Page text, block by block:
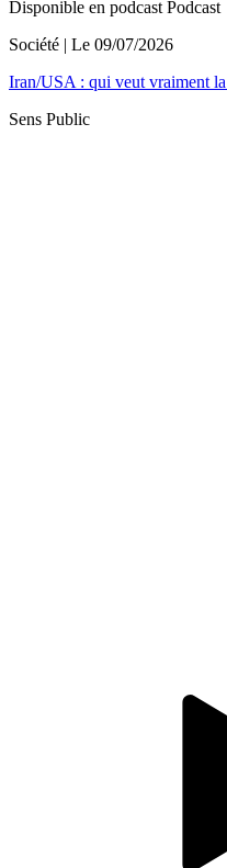
Disponible en podcast Podcast
Société | Le 09/07/2026
Iran/USA : qui veut vraiment
Sens Public